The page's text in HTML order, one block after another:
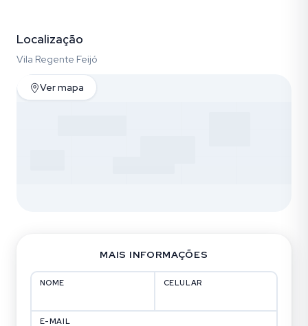
Localização
Vila Regente Feijó
Ver mapa
MAIS INFORMAÇÕES
NOME CELULAR
E-MAIL